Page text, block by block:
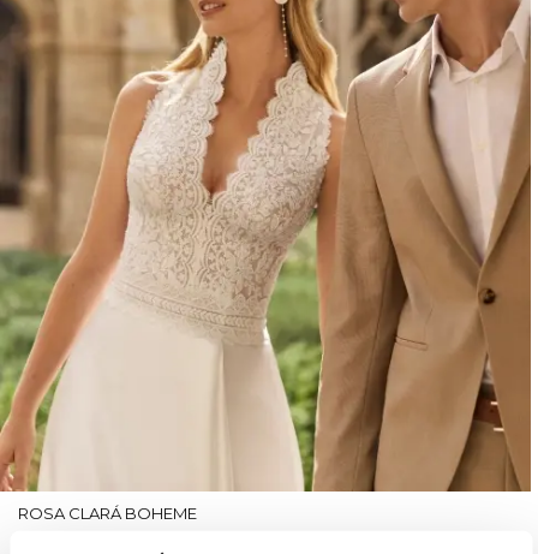
ROSA CLARÁ BOHEME